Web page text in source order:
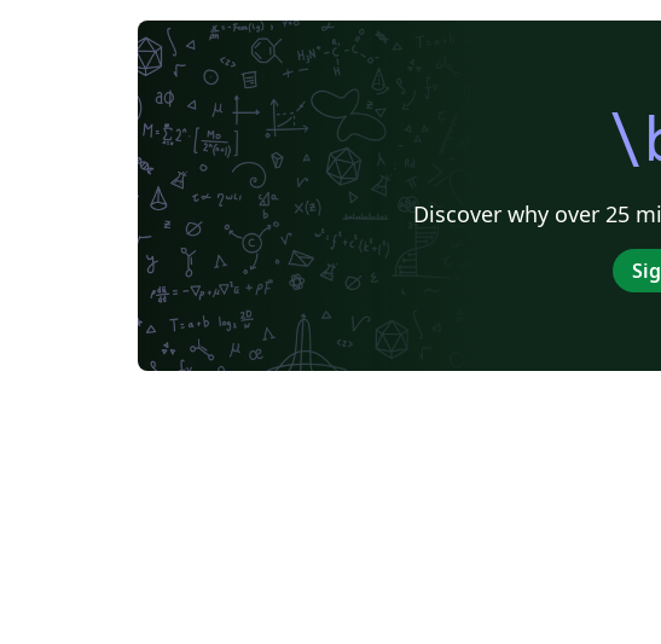
Discover why over 25